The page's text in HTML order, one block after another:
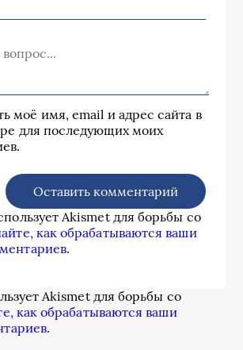
моё имя, email и адрес сайта в
для последующих моих
Akismet для борьбы со
как обрабатываются ваши
.
Akismet для борьбы со
как обрабатываются ваши
.